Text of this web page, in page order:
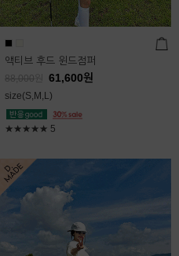
액티브 후드 윈드점퍼
88,000 61,600원
size(S,M,L)
★★★★★ 5